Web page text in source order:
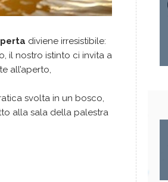
diviene irresistibile:
il nostro istinto ci invita a
all’aperto,
svolta in un bosco,
alla sala della palestra